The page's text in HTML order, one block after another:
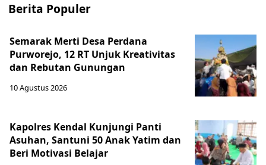
Berita Populer
Semarak Merti Desa Perdana
Purworejo, 12 RT Unjuk Kreativitas
dan Rebutan Gunungan
10 Agustus 2026
Kapolres Kendal Kunjungi Panti
Asuhan, Santuni 50 Anak Yatim dan
Beri Motivasi Belajar